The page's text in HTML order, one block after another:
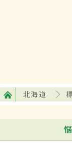
北海道